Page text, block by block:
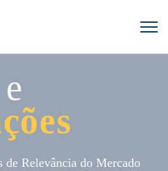
Relevância do Mercado